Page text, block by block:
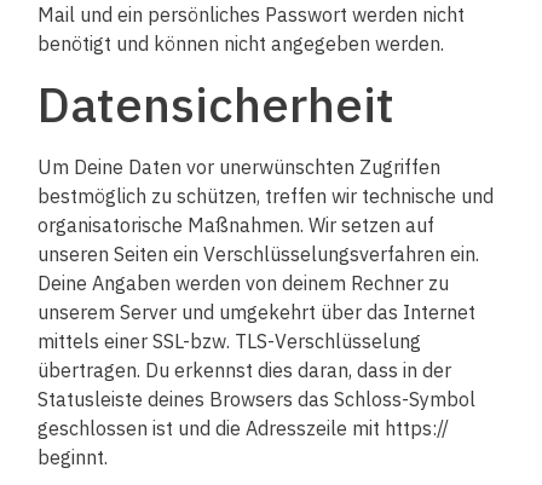
Mail und ein persönliches Passwort werden nicht
benötigt und können nicht angegeben werden.
Datensicherheit
Um Deine Daten vor unerwünschten Zugriffen
bestmöglich zu schützen, treffen wir technische und
organisatorische Maßnahmen. Wir setzen auf
unseren Seiten ein Verschlüsselungsverfahren ein.
Deine Angaben werden von deinem Rechner zu
unserem Server und umgekehrt über das Internet
mittels einer SSL-bzw. TLS-Verschlüsselung
übertragen. Du erkennst dies daran, dass in der
Statusleiste deines Browsers das Schloss-Symbol
geschlossen ist und die Adresszeile mit https://
beginnt.